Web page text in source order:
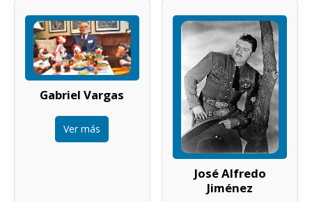
Gabriel Vargas
Ver más
José Alfredo
Jiménez